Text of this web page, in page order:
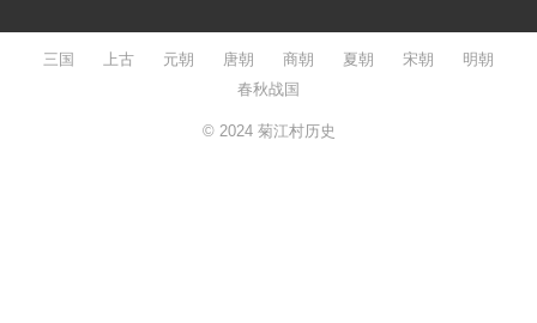
三国 上古 元朝 唐朝 商朝 夏朝 宋朝
明朝
春秋战国
© 2024 菊江村历史